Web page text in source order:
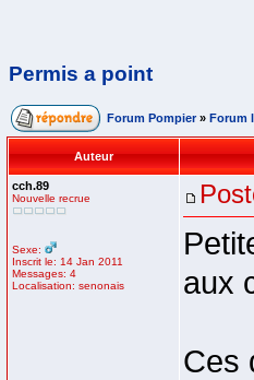
Permis a point
Forum Pompier » Forum
Auteur
cch.89
Nouvelle recrue
Sexe:
Inscrit le: 14 Jan 2011
Messages: 4
Localisation: senonais
aux
Ces